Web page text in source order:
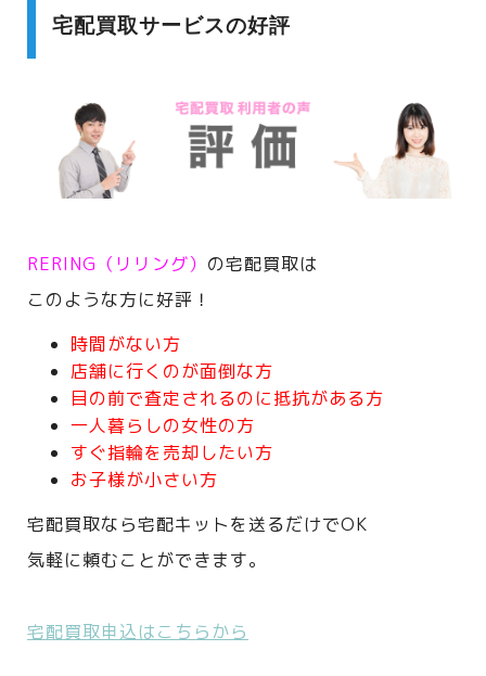
宅配買取サービスの好評
RERING（リリング） の宅配買取は
このような方に好評！
時間がない方
店舗に行くのが面倒な方
目の前で査定されるのに抵抗がある方
一人暮らしの女性の方
すぐ指輪を売却したい方
お子様が小さい方
宅配買取なら宅配キットを送るだけでOK
気軽に頼むことができます。
宅配買取申込はこちらから